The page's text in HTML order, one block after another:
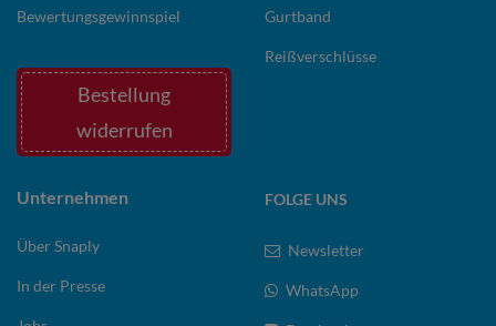
Bewertungsgewinnspiel
Bestellung
widerrufen
Gurtband
Reißverschlüsse
Unternehmen
Über Snaply
In der Presse
FOLGE UNS
Newsletter
WhatsApp